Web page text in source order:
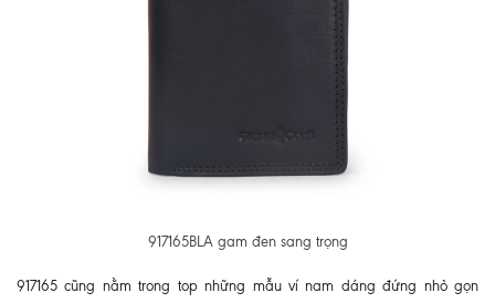
917165BLA gam đen sang trọng
917165 cũng nằm trong top những mẫu ví nam dáng đứng nhỏ gọn